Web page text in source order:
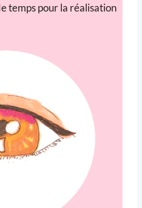
temps pour la réalisation